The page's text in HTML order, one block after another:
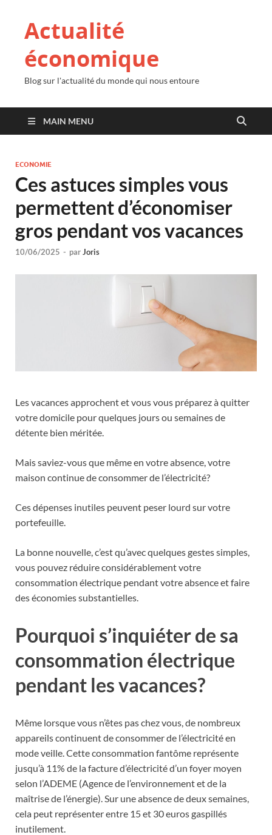
Actualité
économique
Blog sur l'actualité du monde qui nous entoure
MAIN MENU
ECONOMIE
Ces astuces simples vous
permettent d’économiser
gros pendant vos vacances
10/06/2025 - parJoris
Les vacances approchent et vous vous préparez à quitter
votre domicile pour quelques jours ou semaines de
détente bien méritée.
Mais saviez-vous que même en votre absence, votre
maison continue de consommer de l’électricité?
Ces dépenses inutiles peuvent peser lourd sur votre
portefeuille.
La bonne nouvelle, c’est qu’avec quelques gestes simples,
vous pouvez réduire considérablement votre
consommation électrique pendant votre absence et faire
des économies substantielles.
Pourquoi s’inquiéter de sa
consommation électrique
pendant les vacances?
Même lorsque vous n’êtes pas chez vous, de nombreux
appareils continuent de consommer de l’électricité en
mode veille. Cette consommation fantôme représente
jusqu’à 11% de la facture d’électricité d’un foyer moyen
selon l’ADEME (Agence de l’environnement et de la
maîtrise de l’énergie). Sur une absence de deux semaines,
cela peut représenter entre 15 et 30 euros gaspillés
inutilement.